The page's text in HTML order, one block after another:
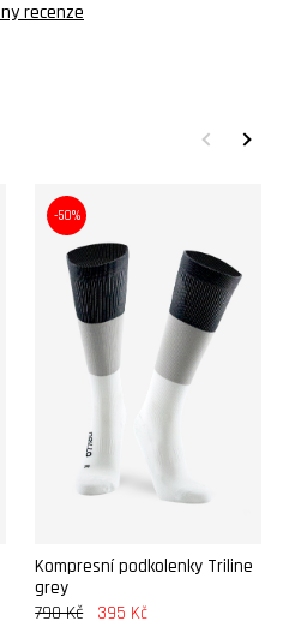
recenze
-50%
Kompresní podkolenky Triline
grey
790 Kč 395 Kč